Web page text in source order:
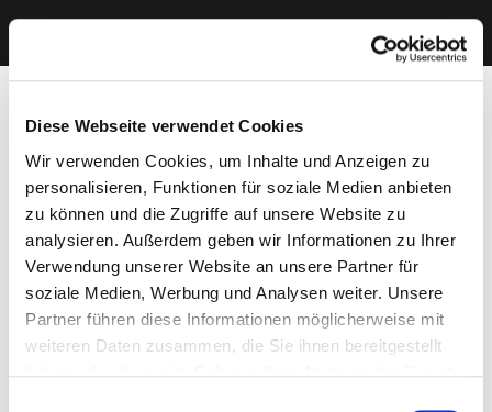
Diese Webseite verwendet Cookies
Wir verwenden Cookies, um Inhalte und Anzeigen zu
personalisieren, Funktionen für soziale Medien anbieten
zu können und die Zugriffe auf unsere Website zu
analysieren. Außerdem geben wir Informationen zu Ihrer
Verwendung unserer Website an unsere Partner für
soziale Medien, Werbung und Analysen weiter. Unsere
Partner führen diese Informationen möglicherweise mit
weiteren Daten zusammen, die Sie ihnen bereitgestellt